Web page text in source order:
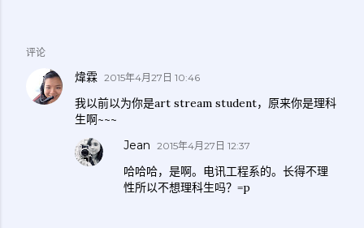
评论
煒霖 2015年4月27日 10:46
我以前以为你是art stream student，原来你是理科
生啊~~~
Jean 2015年4月27日 12:37
哈哈哈，是啊。电讯工程系的。长得不理
性所以不想理科生吗？=p